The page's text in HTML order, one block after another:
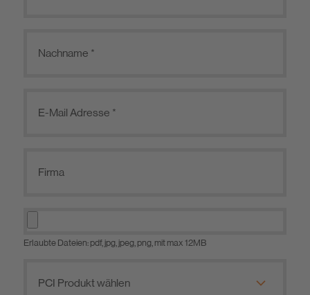
Erlaubte Dateien: pdf, jpg, jpeg, png, mit max 12MB